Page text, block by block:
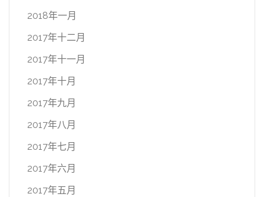
2018年一月
2017年十二月
2017年十一月
2017年十月
2017年九月
2017年八月
2017年七月
2017年六月
2017年五月